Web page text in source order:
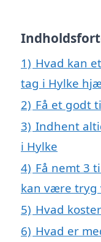
1) Hvad kan
tag i Hylke
2) Få et godt
3) Indhent
i Hylke
4) Få nemt 3
kan være tryg
5) Hvad
6) Hvad er